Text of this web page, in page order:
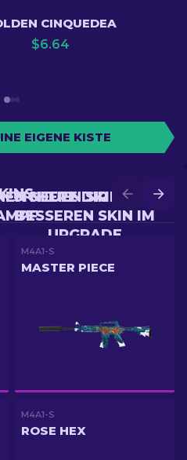
CINQUEDEA
$6.64
EIGENE KISTE
SICHERE DIR EINEN
BESSEREN SKIN IM
UPGRADE
NEUEN SKIN IM
M4A1-S
MASTER PIECE
M4A1-S
ROSE HEX